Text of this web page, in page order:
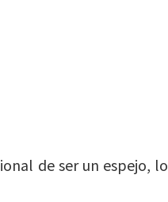
de ser un espejo,